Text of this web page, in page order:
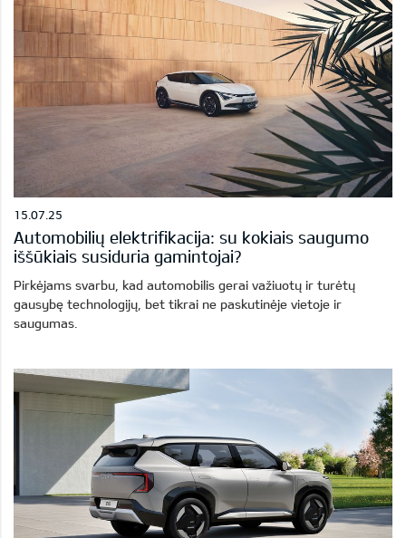
15.07.25
Automobilių elektrifikacija: su kokiais saugumo
iššūkiais susiduria gamintojai?
Pirkėjams svarbu, kad automobilis gerai važiuotų ir turėtų
gausybę technologijų, bet tikrai ne paskutinėje vietoje ir
saugumas.